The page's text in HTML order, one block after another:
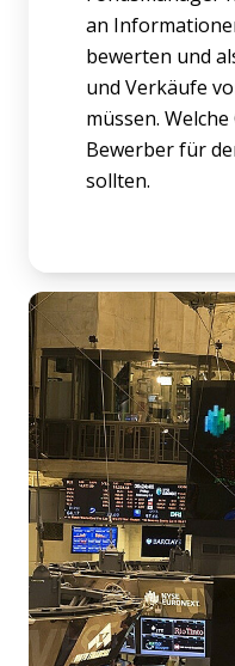
an
bewerten und
und Verkäufe
müssen.
Bewerber für
sollten.